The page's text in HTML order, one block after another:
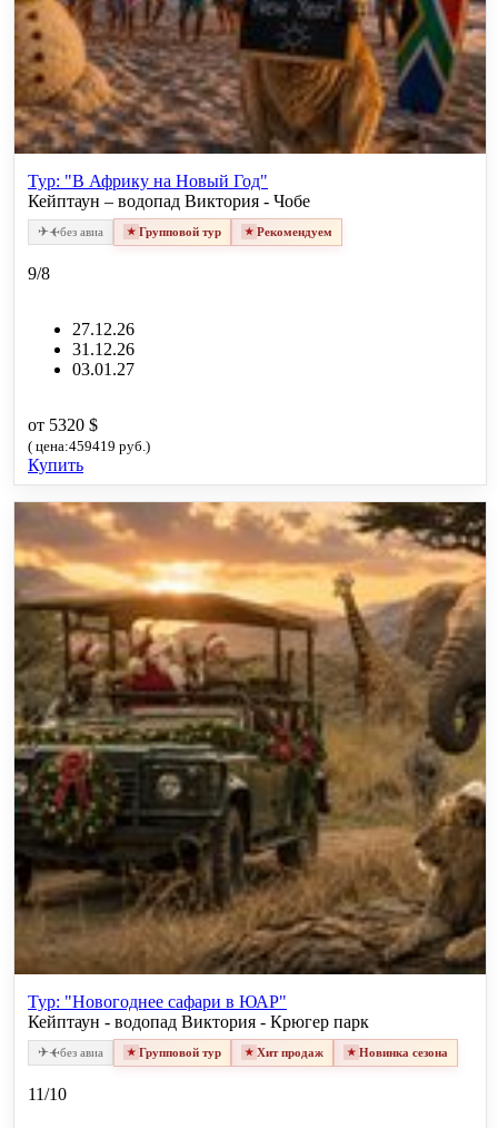
Тур: "В Африку на Новый Год"
Кейптаун – водопад Виктория - Чобе
✈✈без авиа Групповой тур Рекомендуем
9/8
27.12.26
31.12.26
03.01.27
от 5320 $
( цена:459419 руб.)
Купить
Тур: "Новогоднее сафари в ЮАР"
Кейптаун - водопад Виктория - Крюгер парк
✈✈без авиа Групповой тур Хит продаж Новинка сезона
11/10